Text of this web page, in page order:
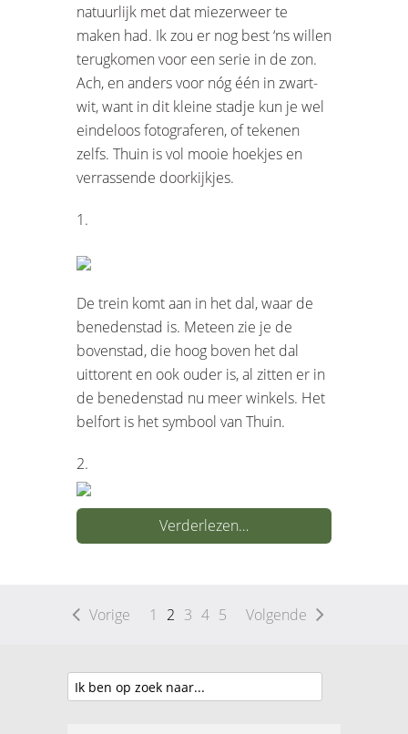
natuurlijk met dat miezerweer te
maken had. Ik zou er nog best ‘ns willen
terugkomen voor een serie in de zon.
Ach, en anders voor nóg één in zwart-
wit, want in dit kleine stadje kun je wel
eindeloos fotograferen, of tekenen
zelfs. Thuin is vol mooie hoekjes en
verrassende doorkijkjes.
1.
De trein komt aan in het dal, waar de
benedenstad is. Meteen zie je de
bovenstad, die hoog boven het dal
uittorent en ook ouder is, al zitten er in
de benedenstad nu meer winkels. Het
belfort is het symbool van Thuin.
2.
Verderlezen…
Vorige 1 2 3 4 5 Volgende